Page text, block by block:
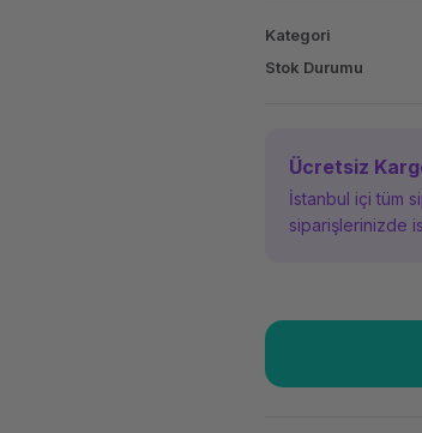
Kategori
Stok Durumu
Ücretsiz
İstanbul içi tüm
siparişlerinizde